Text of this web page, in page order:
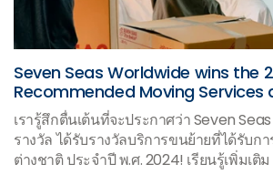
Seven Seas Worldwide wins the
Recommended Moving Services
เรารู้สึกตื่นเต้นที่จะประกาศว่า Seven
รางวัล ได้รับรางวัลบริการขนย้ายที่ได้รับก
ต่างชาติ ประจำปี พ.ศ. 2024! เรียนรู้เพิ่มเติม